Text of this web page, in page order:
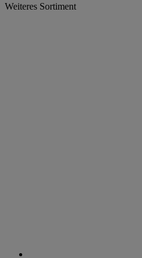
Weiteres Sortiment